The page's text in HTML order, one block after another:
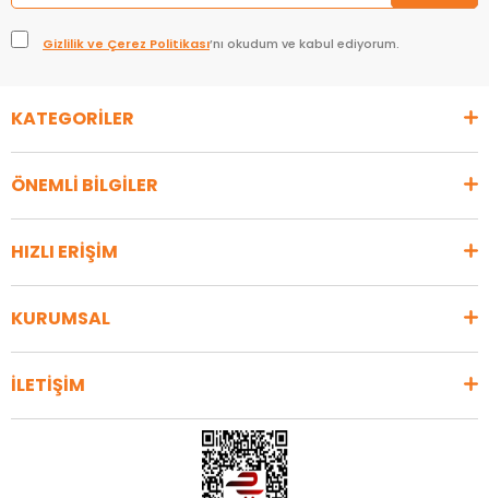
Gizlilik ve Çerez Politikası’nı okudum ve kabul ediyorum.
KATEGORİLER
ÖNEMLİ BİLGİLER
HIZLI ERİŞİM
KURUMSAL
İLETİŞİM